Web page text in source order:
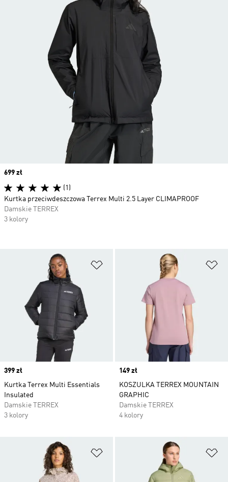
Dodaj do listy życzeń
Price
399 zł
Kurtka Terrex Multi Essentials
Insulated
Damskie TERREX
3 kolory
Price
149 zł
KOSZULKA TERREX MOUNTAIN
GRAPHIC
Damskie TERREX
4 kolory
Dodaj do listy życzeń
Price
699 zł
(1)
Kurtka przeciwdeszczowa Terrex Multi 2.5 Layer CLIMAPROOF
Damskie TERREX
3 kolory